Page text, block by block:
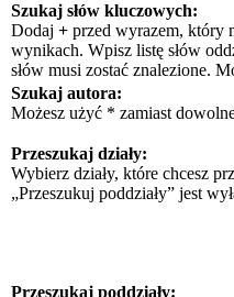
Szukaj słów kluczowych:
Dodaj + przed wyrazem, który
wynikach. Wpisz listę słów
słów musi zostać znalezione.
Szukaj autora:
Możesz użyć * zamiast
Przeszukaj działy:
Wybierz działy, które chcesz
„Przeszukuj poddziały” jest
Przeszukaj poddziały: